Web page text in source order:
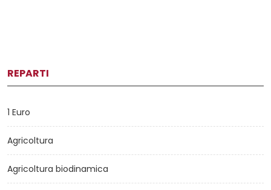
REPARTI
1 Euro
Agricoltura
Agricoltura biodinamica